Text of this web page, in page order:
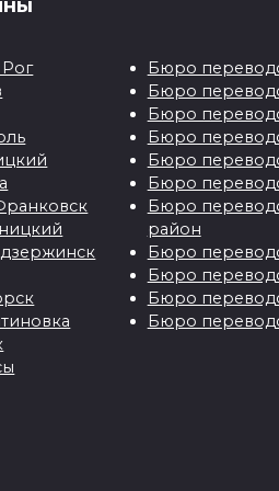
Технические
переводы
Технические переводы
и Технический перевод
Бюро
Бюро
Бюро
Бюро
Бюро
Бюро
Бюро
район
Бюро
Бюро
Бюро
Бюро